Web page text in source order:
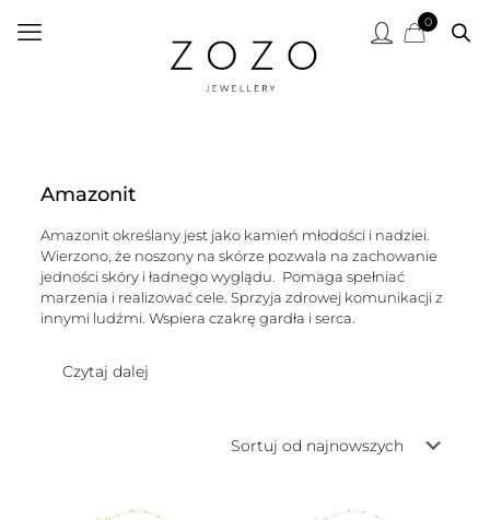
0
Amazonit
Amazonit określany jest jako kamień młodości i nadziei.
Wierzono, że noszony na skórze pozwala na zachowanie
jedności skóry i ładnego wyglądu. Pomaga spełniać
marzenia i realizować cele. Sprzyja zdrowej komunikacji z
innymi ludźmi. Wspiera czakrę gardła i serca.
Czytaj dalej